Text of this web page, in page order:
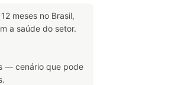
meses no Brasil,
a saúde do setor.
— cenário que pode